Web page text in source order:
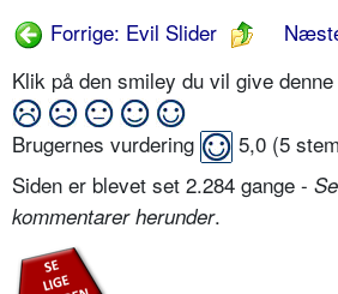
Forrige: Evil Slider
Klik på den smiley du vil give
Brugernes vurdering 5,0 (5
Siden er blevet set 2.284 gange -
kommentarer herunder.